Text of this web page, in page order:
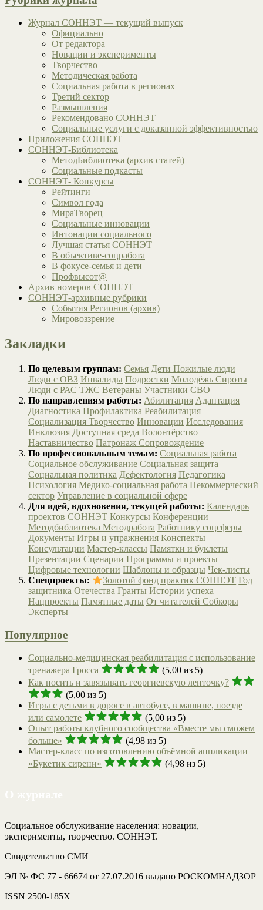
Журнал СОННЭТ — текущий выпуск
Официально
От редактора
Новации и эксперименты
Творчество
Методическая работа
Социальная работа в регионах
Третий сектор
Размышления
Рекомендовано СОННЭТ
Социальные услуги с доказанной эффективностью
Приложения СОННЭТ
СОННЭТ-Библиотека
МетодБиблиотека (архив статей)
Социальные подкасты
СОННЭТ- Конкурсы
Рейтинги
Символ года
МираТворец
Социальные инновации
Интонации социального
Лучшая статья СОННЭТ
В объективе-соцработа
В фокусе-семья и дети
Профвысот@
Архив номеров СОННЭТ
СОННЭТ-архивные рубрики
События Регионов (архив)
Мировоззрение
Закладки
По целевым группам: Семья Дети Пожилые люди
Люди с ОВЗ Инвалиды Подростки Молодёжь Сироты
Люди с РАС ТЖС Ветераны Участники СВО
По направлениям работы: Абилитация Адаптация
Диагностика Профилактика Реабилитация
Социализация Творчество Инновации Исследования
Инклюзия Доступная среда Волонтёрство
Наставничество Патронаж Сопровождение
По профессиональным темам: Социальная работа
Социальное обслуживание Социальная защита
Социальная политика Дефектология Педагогика
Психология Медико-социальная работа Некоммерческий
сектор Управление в социальной сфере
Для идей, вдохновения, текущей работы: Календарь
проектов СОННЭТ Конкурсы Конференции
Методбиблиотека Методработа Работнику соцсферы
Документы Игры и упражнения Конспекты
Консультации Мастер-классы Памятки и буклеты
Презентации Сценарии Программы и проекты
Цифровые технологии Шаблоны и образцы Чек-листы
Спецпроекты:
Золотой фонд практик СОННЭТ Год
защитника Отечества Гранты Истории успеха
Нацпроекты Памятные даты От читателей Собкоры
Эксперты
Популярное
Социально-медицинская реабилитация с использование
тренажера Гросса
(5,00 из 5)
Как носить и завязывать георгиевскую ленточку?
(5,00 из 5)
Игры с детьми в дороге в автобусе, в машине, поезде
или самолете
(5,00 из 5)
Опыт работы клубного сообщества «Вместе мы сможем
больше»
(4,98 из 5)
Мастер-класс по изготовлению объёмной аппликации
«Букетик сирени»
(4,98 из 5)
Социальное обслуживание населения: новации,
эксперименты, творчество. СОННЭТ.
Свидетельство СМИ
ЭЛ № ФС 77 - 66674 от 27.07.2016 выдано РОСКОМНАДЗОР
ISSN 2500-185Х